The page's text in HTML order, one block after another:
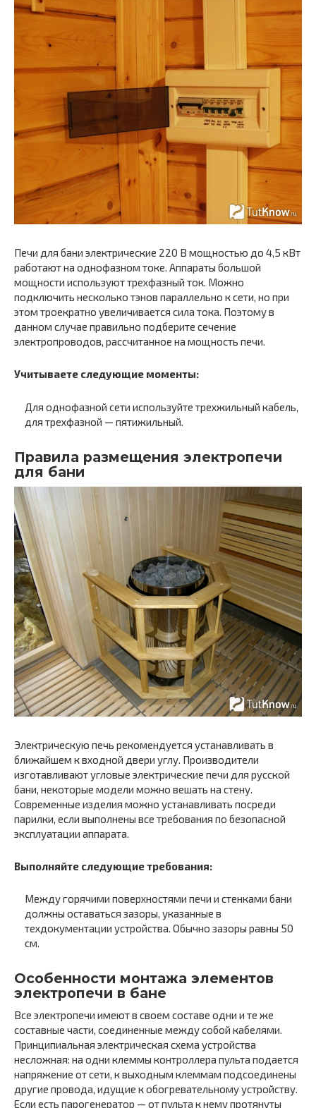
Печи для бани электрические 220 В мощностью до 4,5 кВт
работают на однофазном токе. Аппараты большой
мощности используют трехфазный ток. Можно
подключить несколько тэнов параллельно к сети, но при
этом троекратно увеличивается сила тока. Поэтому в
данном случае правильно подберите сечение
электропроводов, рассчитанное на мощность печи.
Учитываете следующие моменты:
Для однофазной сети используйте трехжильный кабель,
для трехфазной — пятижильный.
Правила размещения электропечи
для бани
Электрическую печь рекомендуется устанавливать в
ближайшем к входной двери углу. Производители
изготавливают угловые электрические печи для русской
бани, некоторые модели можно вешать на стену.
Современные изделия можно устанавливать посреди
парилки, если выполнены все требования по безопасной
эксплуатации аппарата.
Выполняйте следующие требования:
Между горячими поверхностями печи и стенками бани
должны оставаться зазоры, указанные в
техдокументации устройства. Обычно зазоры равны 50
см.
Особенности монтажа элементов
электропечи в бане
Все электропечи имеют в своем составе одни и те же
составные части, соединенные между собой кабелями.
Принципиальная электрическая схема устройства
несложная: на одни клеммы контроллера пульта подается
напряжение от сети, к выходным клеммам подсоединены
другие провода, идущие к обогревательному устройству.
Если есть парогенератор — от пульта к нему протянуты